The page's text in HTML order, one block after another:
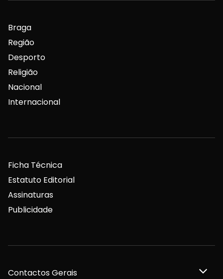
Braga
Região
Desporto
Religião
Nacional
Internacional
Ficha Técnica
Estatuto Editorial
Assinaturas
Publicidade
Contactos Gerais